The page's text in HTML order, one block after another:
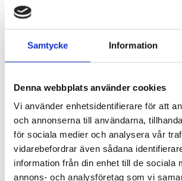
Samtycke Information
Denna webbplats använder cookies
Vi använder enhetsidentifierare för att
och annonserna till användarna,
för sociala medier och analysera vår
vidarebefordrar även sådana
information från din enhet till de sociala
annons- och analysföretag som vi
3 150,00KR